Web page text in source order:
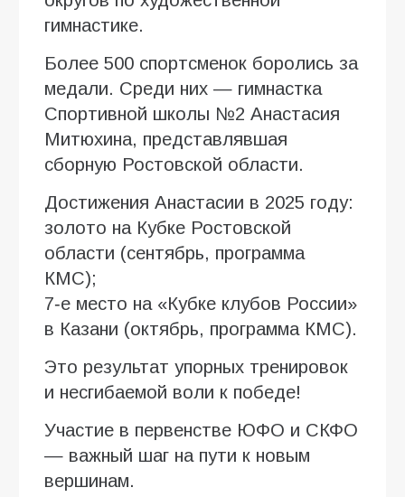
гимнастике.
Более 500 спортсменок боролись за
медали. Среди них — гимнастка
Спортивной школы №2 Анастасия
Митюхина, представлявшая
сборную Ростовской области.
Достижения Анастасии в 2025 году:
золото на Кубке Ростовской
области (сентябрь, программа
КМС);
7‑е место на «Кубке клубов России»
в Казани (октябрь, программа КМС).
Это результат упорных тренировок
и несгибаемой воли к победе!
Участие в первенстве ЮФО и СКФО
— важный шаг на пути к новым
вершинам.